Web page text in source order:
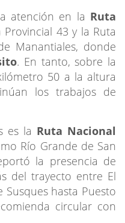
atención en la Ruta
43 y la Ruta
Manantiales, donde
. En tanto, sobre la
50 a la altura
los trabajos de
es la Ruta Nacional
Río Grande de San
la presencia de
del trayecto entre El
Susques hasta Puesto
circular con